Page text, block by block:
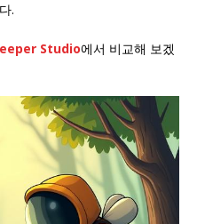
.
Studio에서 비교해 보겠